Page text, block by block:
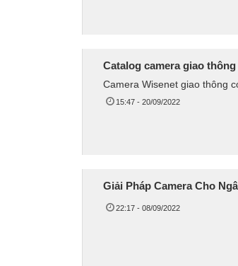
Catalog camera giao
Camera Wisenet giao thông
15:47 - 20/09/2022
Giải Pháp Camera Cho
22:17 - 08/09/2022